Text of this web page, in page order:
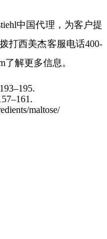
中国代理，为客户提
打西美杰客服电话400-
了解更多信息。
193–195.
maltose/